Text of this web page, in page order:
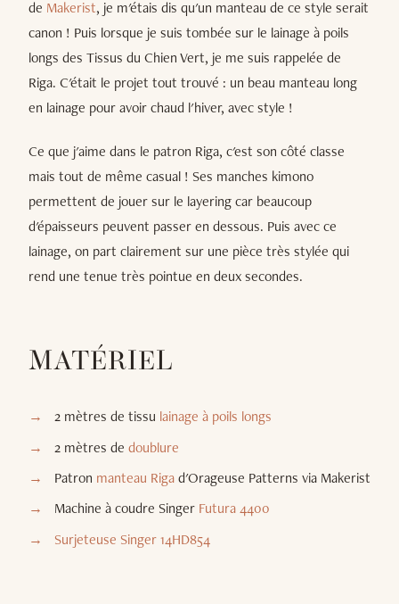
de Makerist, je m'étais dis qu'un manteau de ce style serait
canon ! Puis lorsque je suis tombée sur le lainage à poils
longs des Tissus du Chien Vert, je me suis rappelée de
Riga. C'était le projet tout trouvé : un beau manteau long
en lainage pour avoir chaud l'hiver, avec style !
Ce que j'aime dans le patron Riga, c'est son côté classe
mais tout de même casual ! Ses manches kimono
permettent de jouer sur le layering car beaucoup
d'épaisseurs peuvent passer en dessous. Puis avec ce
lainage, on part clairement sur une pièce très stylée qui
rend une tenue très pointue en deux secondes.
MATÉRIEL
2 mètres de tissu lainage à poils longs
2 mètres de doublure
Patron manteau Rigad'Orageuse Patterns via Makerist
Machine à coudre Singer Futura 4400
Surjeteuse Singer 14HD854